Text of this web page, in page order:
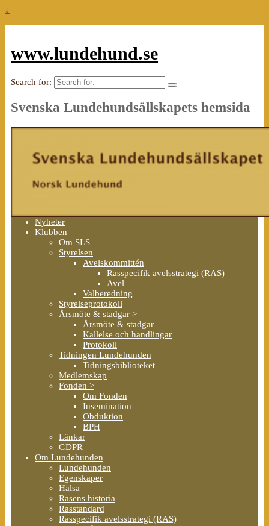
↓
www.lundehund.se
Search for:
Svenska Lundehundsällskapets hemsida
Nyheter
Klubben
Om SLS
Styrelsen
Avelskommittén
Rasspecifik avelsstrategi (RAS)
Avel
Valberedning
Styrelseprotokoll
Årsmöte & stadgar >
Årsmöte & stadgar
Kallelse och handlingar
Protokoll
Tidningen Lundehunden
Tidningsbiblioteket
Medlemskap
Fonden >
Om Fonden
Insemination
Obduktion
BPH
Länkar
GDPR
Om Lundehunden
Lundehunden
Egenskaper
Hälsa
Rasens historia
Rasstandard
Rasspecifik avelsstrategi (RAS)